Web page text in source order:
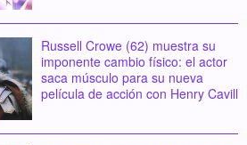
Russell Crowe (62) muestra su
imponente cambio físico: el actor
saca músculo para su nueva
película de acción con Henry Cavill